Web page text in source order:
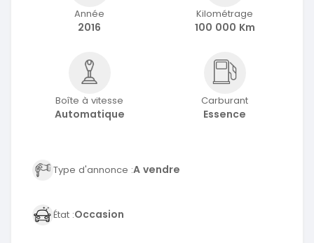
Année
2016
Kilométrage
100 000 Km
Boîte à vitesse
Automatique
Carburant
Essence
Type d'annonce :A vendre
État :Occasion